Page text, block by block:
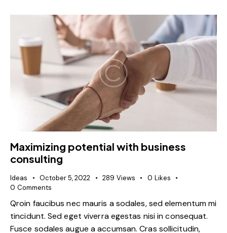
Maximizing potential with business
consulting
Ideas October 5, 2022 289 Views 0 Likes
0 Comments
Qroin faucibus nec mauris a sodales, sed elementum mi
tincidunt. Sed eget viverra egestas nisi in consequat.
Fusce sodales augue a accumsan. Cras sollicitudin,